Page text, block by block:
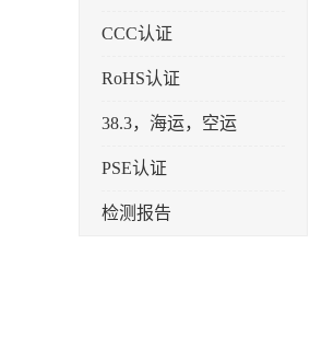
CCC认证
RoHS认证
38.3，海运，空运
PSE认证
检测报告